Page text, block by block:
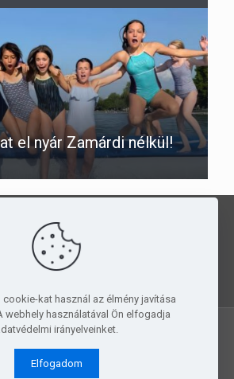
el nyár Zamárdi nélkül!
táborozás a
, egész évben!
MOST!
kat használ az élmény javítása
webhely használatával Ön elfogadja
irányelveinket.
Elfogadom